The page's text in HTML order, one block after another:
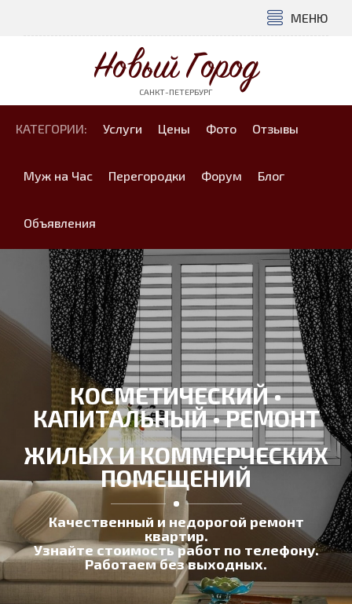
МЕНЮ
Новый Город
САНКТ-ПЕТЕРБУРГ
КАТЕГОРИИ: Услуги Цены Фото Отзывы
Муж на Час Перегородки Форум Блог
Объявления
КОСМЕТИЧЕСКИЙ •
КАПИТАЛЬНЫЙ • РЕМОНТ
ЖИЛЫХ И КОММЕРЧЕСКИХ
ПОМЕЩЕНИЙ
Качественный и недорогой ремонт
квартир.
Узнайте стоимость работ по телефону.
Работаем без выходных.